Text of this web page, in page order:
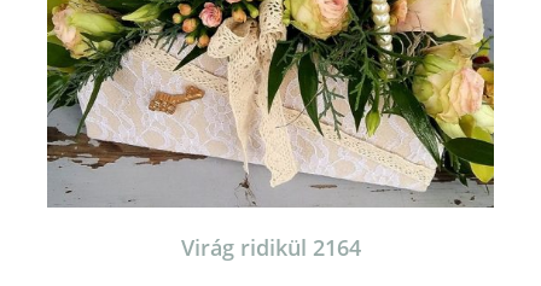
Virág ridikül 2164